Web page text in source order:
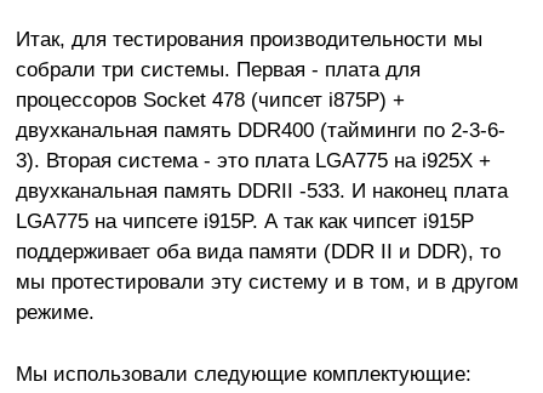
Итак, для тестирования производительности мы
собрали три системы. Первая - плата для
процессоров Socket 478 (чипсет i875P) +
двухканальная память DDR400 (тайминги по 2-3-6-
3). Вторая система - это плата LGA775 на i925X +
двухканальная память DDRII -533. И наконец плата
LGA775 на чипсете i915P. А так как чипсет i915P
поддерживает оба вида памяти (DDR II и DDR), то
мы протестировали эту систему и в том, и в другом
режиме.
Мы использовали следующие комплектующие: